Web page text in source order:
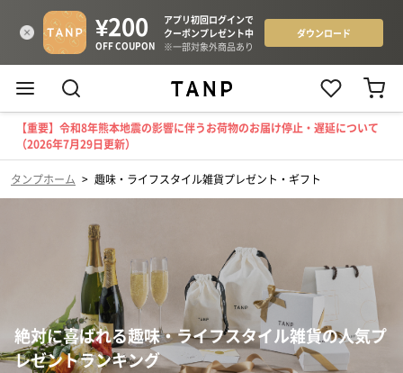
【重要】令和8年熊本地震の影響に伴うお荷物のお届け停止・遅延について
（2026年7月29日更新）
タンプホーム > 趣味・ライフスタイル雑貨プレゼント・ギフト
絶対に喜ばれる趣味・ライフスタイル雑貨の人気プ
レゼントランキング